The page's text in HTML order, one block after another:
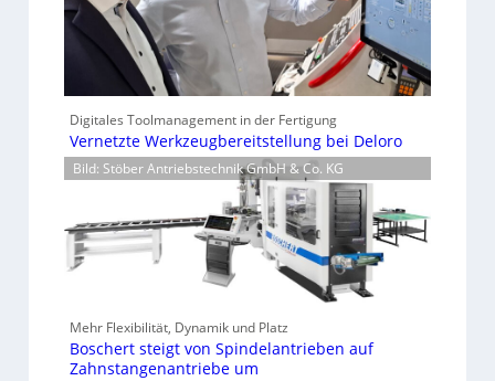
Digitales Toolmanagement in der Fertigung
Vernetzte Werkzeugbereitstellung bei Deloro
Bild: Stöber Antriebstechnik GmbH & Co. KG
Mehr Flexibilität, Dynamik und Platz
Boschert steigt von Spindelantrieben auf
Zahnstangenantriebe um